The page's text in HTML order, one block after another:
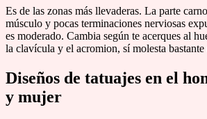
Es de las zonas más llevaderas. La parte
músculo y pocas terminaciones nerviosas
es moderado. Cambia según te acerques al
la clavícula y el acromion, sí molesta bastante
Diseños de tatuajes en el
y mujer